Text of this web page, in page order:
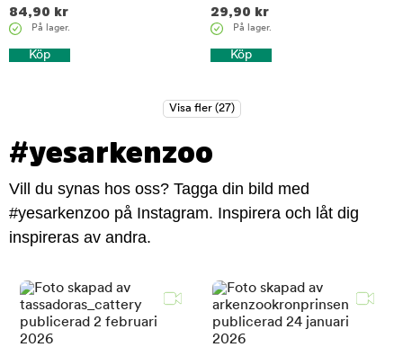
84,90 kr
På lager.
Köp
29,90 kr
På lager.
Köp
#yesarkenzoo
Vill du synas hos oss? Tagga din bild med
#yesarkenzoo på Instagram. Inspirera och låt dig
inspireras av andra.